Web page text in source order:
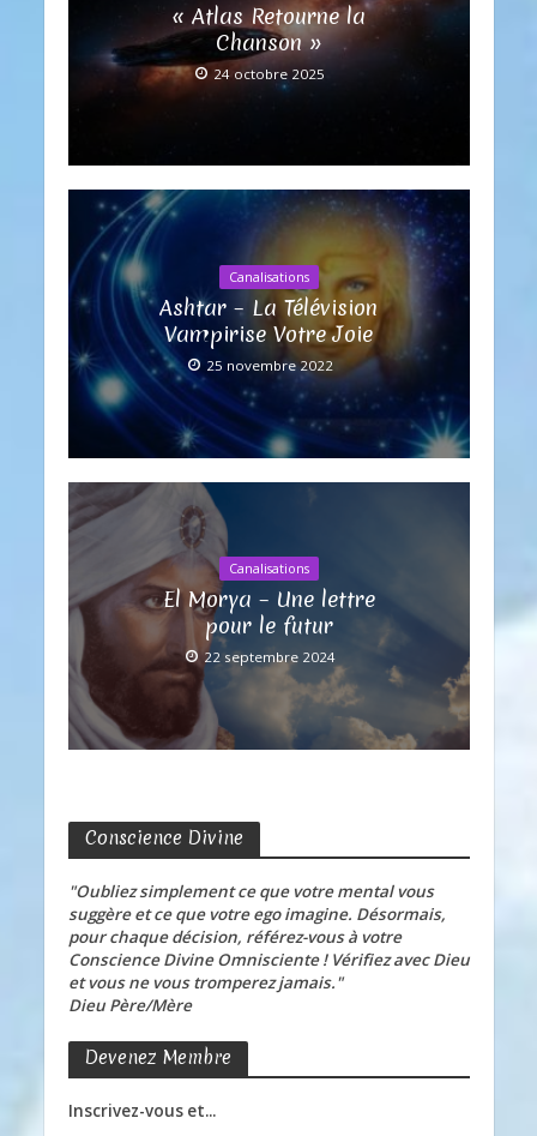
« Atlas Retourne la
Chanson »
24 octobre 2025
Canalisations
Ashtar – La Télévision
Vampirise Votre Joie
25 novembre 2022
Canalisations
El Morya – Une lettre
pour le futur
22 septembre 2024
Conscience Divine
"Oubliez simplement ce que votre mental vous
suggère et ce que votre ego imagine. Désormais,
pour chaque décision, référez-vous à votre
Conscience Divine Omnisciente ! Vérifiez avec Dieu
et vous ne vous tromperez jamais."
Dieu Père/Mère
Devenez Membre
Inscrivez-vous et...